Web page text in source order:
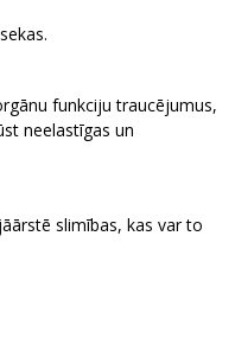
funkciju traucējumus,
neelastīgas un
slimības, kas var to